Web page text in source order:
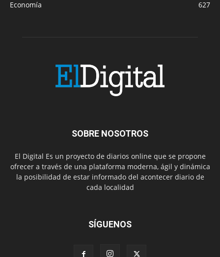
Economía
627
SOBRE NOSOTROS
El Digital Es un proyecto de diarios online que se propone
ofrecer a través de una plataforma moderna, ágil y dinámica
la posibilidad de estar informado del acontecer diario de
cada localidad
SÍGUENOS